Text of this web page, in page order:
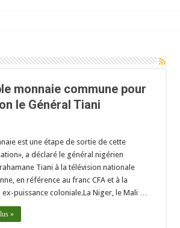
monnaie commune pour
le Général Tiani
est une étape de sortie de cette
a déclaré le général nigérien
Tiani à la télévision nationale
en référence au franc CFA et à la
ex-puissance coloniale.La Niger, le Mali …
»